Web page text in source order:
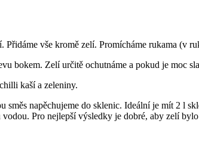
vše kromě zelí. Promícháme rukama (v
bokem. Zelí určitě ochutnáme a pokud je moc
kaší a zeleniny.
napěchujeme do sklenic. Ideální je mít 2 l
Pro nejlepší výsledky je dobré, aby zelí